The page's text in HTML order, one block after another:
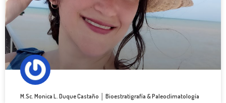
M.Sc. Monica L. Duque Castaño │ Bioestratigrafía & Paleoclimatología